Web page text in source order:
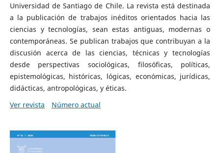
Universidad de Santiago de Chile. La revista está destinada
a la publicación de trabajos inéditos orientados hacia las
ciencias y tecnologías, sean estas antiguas, modernas o
contemporáneas. Se publican trabajos que contribuyan a la
discusión acerca de las ciencias, técnicas y tecnologías
desde perspectivas sociológicas, filosóficas, políticas,
epistemológicas, históricas, lógicas, económicas, jurídicas,
didácticas, antropológicas, y éticas.
Ver revista
Número actual